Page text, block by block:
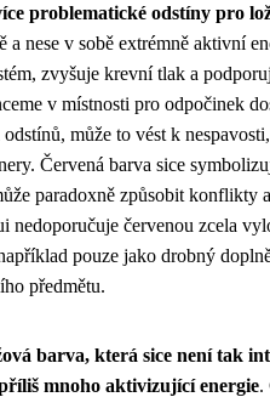
problematické odstíny pro
a nese v sobě extrémně aktivní
zvyšuje krevní tlak a
v místnosti pro odpočinek
může to vést k
Červená barva sice
paradoxně způsobit konflikty a
nedoporučuje červenou zcela
pouze jako drobný
předmětu.
barva, která sice není tak
mnoho aktivizující energie.